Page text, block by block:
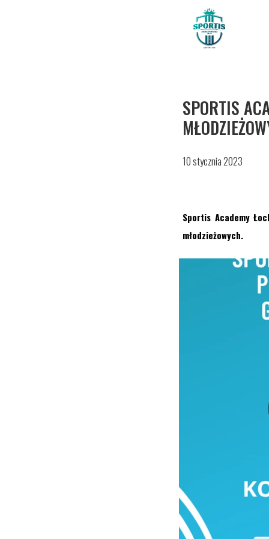
10 stycznia 2023
SPORTIS
Sportis Academy
młodzieżowych.